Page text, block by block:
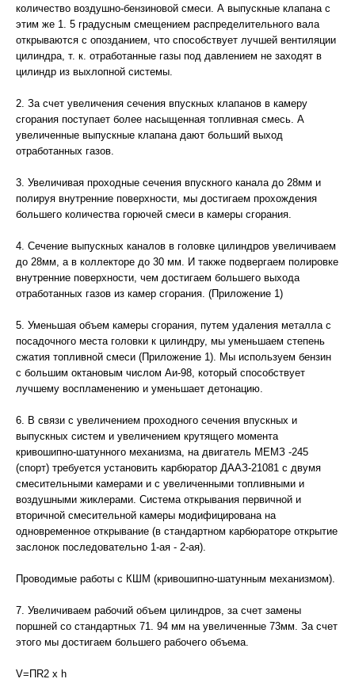
количество воздушно-бензиновой смеси. А выпускные клапана с
этим же 1. 5 градусным смещением распределительного вала
открываются с опозданием, что способствует лучшей вентиляции
цилиндра, т. к. отработанные газы под давлением не заходят в
цилиндр из выхлопной системы.
2. За счет увеличения сечения впускных клапанов в камеру
сгорания поступает более насыщенная топливная смесь. А
увеличенные выпускные клапана дают больший выход
отработанных газов.
3. Увеличивая проходные сечения впускного канала до 28мм и
полируя внутренние поверхности, мы достигаем прохождения
большего количества горючей смеси в камеры сгорания.
4. Сечение выпускных каналов в головке цилиндров увеличиваем
до 28мм, а в коллекторе до 30 мм. И также подвергаем полировке
внутренние поверхности, чем достигаем большего выхода
отработанных газов из камер сгорания. (Приложение 1)
5. Уменьшая объем камеры сгорания, путем удаления металла с
посадочного места головки к цилиндру, мы уменьшаем степень
сжатия топливной смеси (Приложение 1). Мы используем бензин
с большим октановым числом Аи-98, который способствует
лучшему воспламенению и уменьшает детонацию.
6. В связи с увеличением проходного сечения впускных и
выпускных систем и увеличением крутящего момента
кривошипно-шатунного механизма, на двигатель МЕМЗ -245
(спорт) требуется установить карбюратор ДААЗ-21081 с двумя
смесительными камерами и с увеличенными топливными и
воздушными жиклерами. Система открывания первичной и
вторичной смесительной камеры модифицирована на
одновременное открывание (в стандартном карбюраторе открытие
заслонок последовательно 1-ая - 2-ая).
Проводимые работы с КШМ (кривошипно-шатунным механизмом).
7. Увеличиваем рабочий объем цилиндров, за счет замены
поршней со стандартных 71. 94 мм на увеличенные 73мм. За счет
этого мы достигаем большего рабочего объема.
V=ПR2 х h